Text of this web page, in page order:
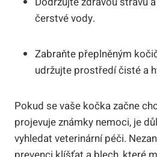
čerstvé vody.
Zabraňte přeplněným
udržujte prostředí čisté a
Pokud se vaše kočka začne
projevuje známky nemoci, je
vyhledat veterinární péči.